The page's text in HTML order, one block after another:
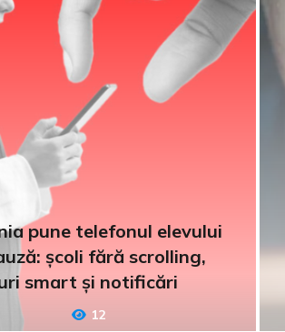
pune telefonul elevului
școli fără scrolling,
smart și notificări
12